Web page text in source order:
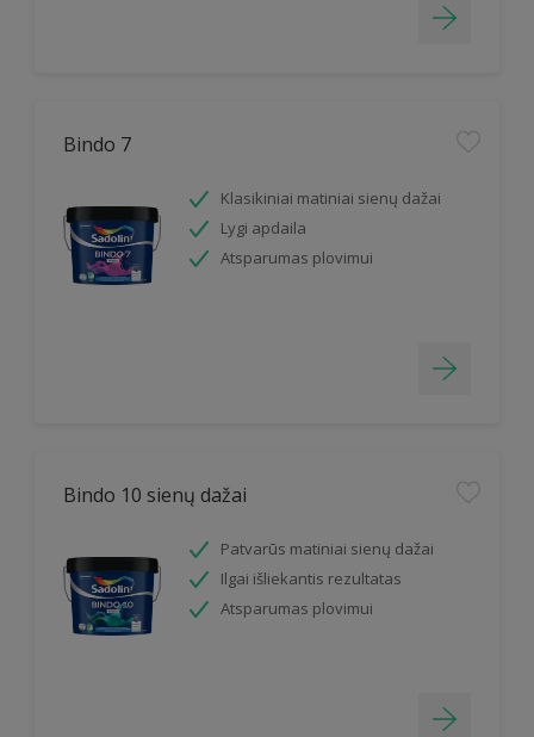
Bindo 7
Klasikiniai matiniai sienų dažai
Lygi apdaila
Atsparumas plovimui
Bindo 10 sienų dažai
Patvarūs matiniai sienų dažai
Ilgai išliekantis rezultatas
Atsparumas plovimui